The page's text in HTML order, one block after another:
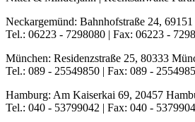
Neckargemünd: Bahnhofstraße 24,
Tel.: 06223 - 7298080 | Fax: 06223 -
München: Residenzstraße 25, 80333
Tel.: 089 - 25549850 | Fax: 089 -
Hamburg: Am Kaiserkai 69, 20457
Tel.: 040 - 53799042 | Fax: 040 -